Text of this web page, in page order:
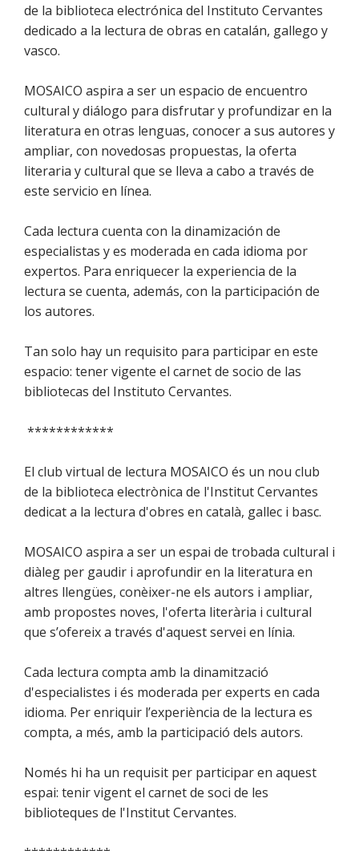
de la biblioteca electrónica del Instituto Cervantes
dedicado a la lectura de obras en catalán, gallego y
vasco.
MOSAICO aspira a ser un espacio de encuentro
cultural y diálogo para disfrutar y profundizar en la
literatura en otras lenguas, conocer a sus autores y
ampliar, con novedosas propuestas, la oferta
literaria y cultural que se lleva a cabo a través de
este servicio en línea.
Cada lectura cuenta con la dinamización de
especialistas y es moderada en cada idioma por
expertos. Para enriquecer la experiencia de la
lectura se cuenta, además, con la participación de
los autores.
Tan solo hay un requisito para participar en este
espacio: tener vigente el carnet de socio de las
bibliotecas del Instituto Cervantes.
************
El club virtual de lectura MOSAICO és un nou club
de la biblioteca electrònica de l'Institut Cervantes
dedicat a la lectura d'obres en català, gallec i basc.
MOSAICO aspira a ser un espai de trobada cultural i
diàleg per gaudir i aprofundir en la literatura en
altres llengües, conèixer-ne els autors i ampliar,
amb propostes noves, l'oferta literària i cultural
que s’ofereix a través d'aquest servei en línia.
Cada lectura compta amb la dinamització
d'especialistes i és moderada per experts en cada
idioma. Per enriquir l’experiència de la lectura es
compta, a més, amb la participació dels autors.
Només hi ha un requisit per participar en aquest
espai: tenir vigent el carnet de soci de les
biblioteques de l'Institut Cervantes.